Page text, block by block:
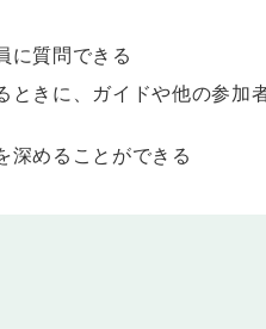
す。
に質問できる
ときに、ガイドや他の参加
深めることができる